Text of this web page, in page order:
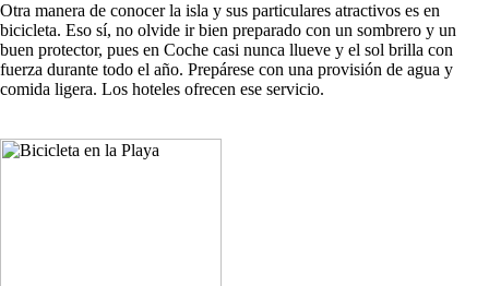
Otra manera de conocer la isla y sus particulares atractivos es en
bicicleta. Eso sí, no olvide ir bien preparado con un sombrero y un
buen protector, pues en Coche casi nunca llueve y el sol brilla con
fuerza durante todo el año. Prepárese con una provisión de agua y
comida ligera. Los hoteles ofrecen ese servicio.